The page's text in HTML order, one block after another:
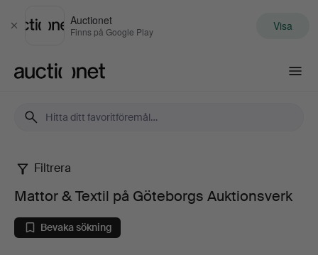
Stäng
Auctionet
Finns på Google Play Visa
Mattor
Textil
Filtrera
Mattor & Textil på Göteborgs Auktionsverk
Bevaka sökning